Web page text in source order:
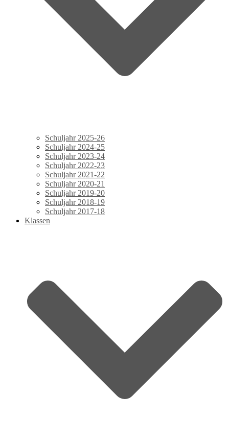
Schuljahr 2025-26
Schuljahr 2024-25
Schuljahr 2023-24
Schuljahr 2022-23
Schuljahr 2021-22
Schuljahr 2020-21
Schuljahr 2019-20
Schuljahr 2018-19
Schuljahr 2017-18
Klassen